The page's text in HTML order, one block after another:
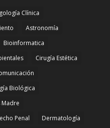
Clínica
Astronomía
Bioinformatica
Cirugía Estética
Biológica
Madre
Penal
Dermatología